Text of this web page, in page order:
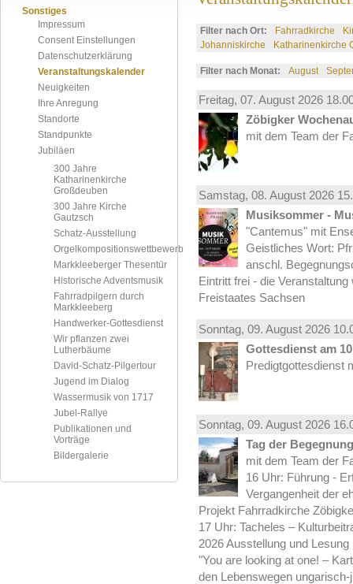
Sonstiges
Impressum
Consent Einstellungen
Datenschutzerklärung
Veranstaltungskalender
Neuigkeiten
Ihre Anregung
Standorte
Standpunkte
Jubiläen
300 Jahre
Katharinenkirche
Großdeuben
300 Jahre Kirche
Gautzsch
Schatz-Ausstellung
Orgelkompositionswettbewerb
Markkleeberger Thesentür
Historische Adventsmusik
Fahrradpilgern durch
Markkleeberg
Handwerker-Gottesdienst
Wir pflanzen zwei
Lutherbäume
David-Schatz-Pilgertour
Jugend im Dialog
Wassermusik von 1717
Jubel-Rallye
Publikationen und
Vorträge
Bildergalerie
Filter nach Ort: Fahrradkirche
Johanniskirche
Katharinenkirche
Filter nach Monat: August
Freitag, 07. August 2026
Zöbigker
mit dem Team der
Samstag, 08. August 2026
Musiksommer -
"Cantemus" mit
Geistliches Wort:
anschl.
Eintritt frei - die
Freistaates Sachsen
Sonntag, 09. August 2026
Gottesdienst am
Predigtgottesdienst
Sonntag, 09. August 2026
Tag der
mit dem Team der
16 Uhr: Führung -
Vergangenheit der
Projekt Fahrradkirche
17 Uhr: Tacheles –
2026 Ausstellung und Lesung
"You are looking at one! –
den Lebenswegen